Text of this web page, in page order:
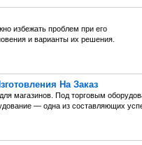
избежать проблем при его
и варианты их решения.
На Заказ
магазинов. Под торговым
— одна из составляющих